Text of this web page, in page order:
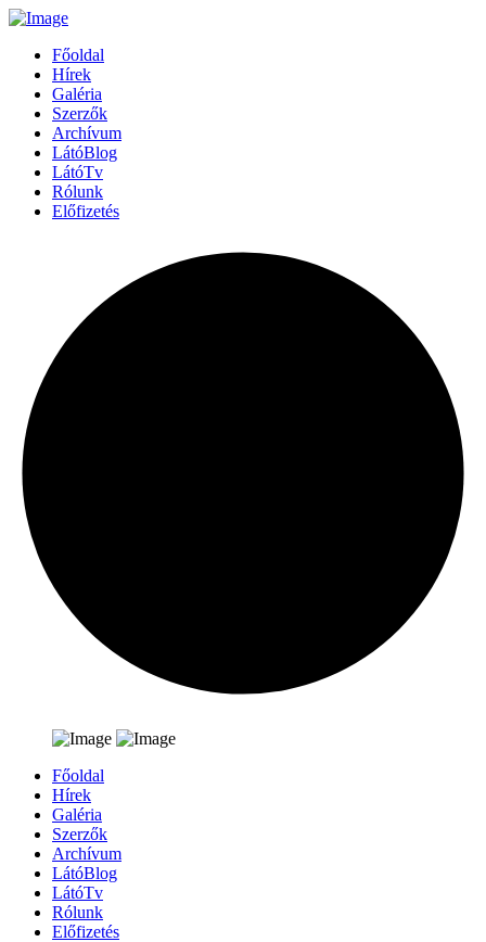
Főoldal
Hírek
Galéria
Szerzők
Archívum
LátóBlog
LátóTv
Rólunk
Előfizetés
Főoldal
Hírek
Galéria
Szerzők
Archívum
LátóBlog
LátóTv
Rólunk
Előfizetés